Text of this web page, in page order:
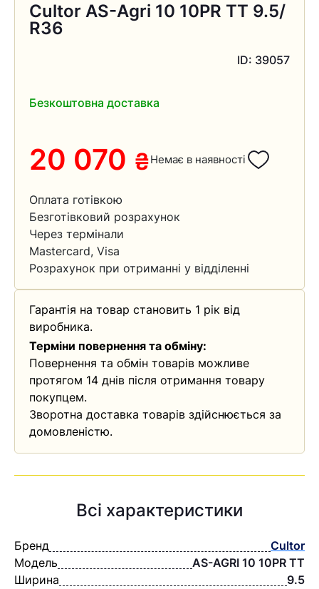
Cultor AS-Agri 10 10PR TT 9.5/
R36
ID: 39057
Безкоштовна доставка
20 070 ₴Немає в наявності
Оплата готівкою
Безготівковий розрахунок
Через термінали
Mastercard, Visa
Розрахунок при отриманні у відділенні
Гарантія на товар становить 1 рік від
виробника.
Терміни повернення та обміну:
Повернення та обмін товарів можливе
протягом 14 днів після отримання товару
покупцем.
Зворотна доставка товарів здійснюється за
домовленістю.
Всі характеристики
Бренд
Cultor
Модель
AS-AGRI 10 10PR TT
Ширина
9.5